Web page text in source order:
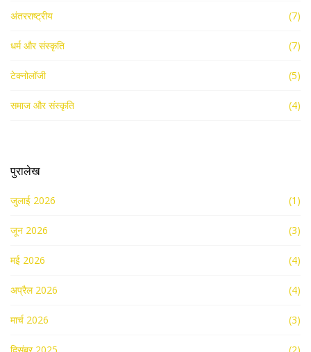
अंतरराष्ट्रीय (7)
धर्म और संस्कृति (7)
टेक्नोलॉजी (5)
समाज और संस्कृति (4)
पुरालेख
जुलाई 2026 (1)
जून 2026 (3)
मई 2026 (4)
अप्रैल 2026 (4)
मार्च 2026 (3)